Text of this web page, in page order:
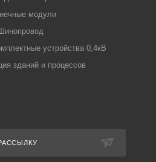
модули
устройства 0,4кВ
зданий и процессов